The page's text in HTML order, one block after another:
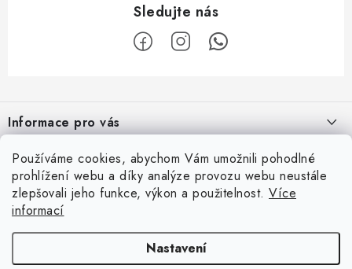
Používáme cookies, abychom Vám umožnili pohodlné
prohlížení webu a díky analýze provozu webu neustále
zlepšovali jeho funkce, výkon a použitelnost. Více
informací
Nastavení
pInformace pro vás
Obchodní podmínky
Podmínky ochrany osobních údajů
Kontaktní formulář
Užitečné info
Ordinace
Kontaktní adresa
eyedent, s.r.o.